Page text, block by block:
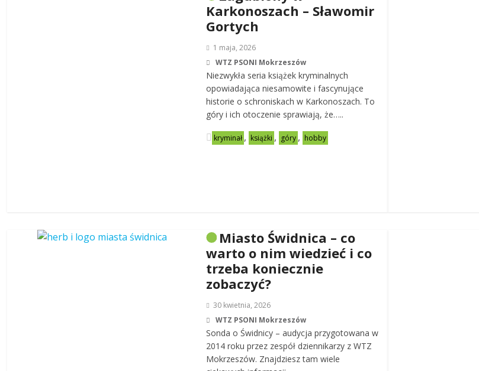
Karkonoszach – Sławomir
Gortych
1 maja, 2026
WTZ PSONI Mokrzeszów
Niezwykła seria książek kryminalnych
opowiadająca niesamowite i fascynujące
historie o schroniskach w Karkonoszach. To
góry i ich otoczenie sprawiają, że…..
kryminał , książki , góry , hobby
Miasto Świdnica – co
warto o nim wiedzieć i co
trzeba koniecznie
zobaczyć?
30 kwietnia, 2026
WTZ PSONI Mokrzeszów
Sonda o Świdnicy – audycja przygotowana w
2014 roku przez zespół dziennikarzy z WTZ
Mokrzeszów. Znajdziesz tam wiele